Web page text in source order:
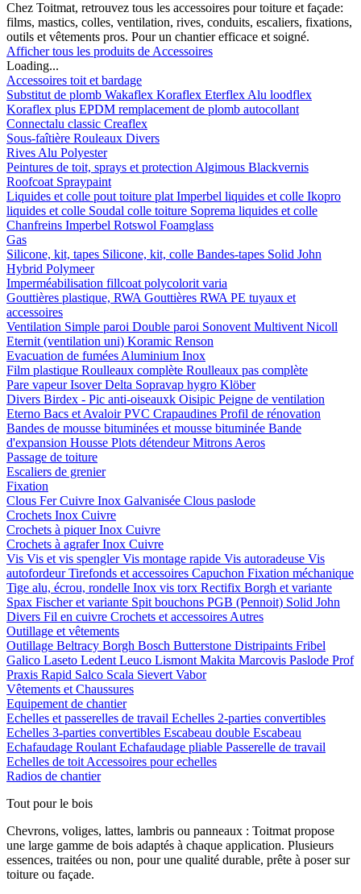
Chez Toitmat, retrouvez tous les accessoires pour toiture et façade:
films, mastics, colles, ventilation, rives, conduits, escaliers, fixations,
outils et vêtements pros. Pour un chantier efficace et soigné.
Afficher tous les produits de Accessoires
Loading...
Accessoires toit et bardage
Substitut de plomb Wakaflex Koraflex Eterflex Alu loodflex
Koraflex plus EPDM remplacement de plomb autocollant
Connectalu classic Creaflex
Sous-faîtière Rouleaux Divers
Rives Alu Polyester
Peintures de toit, sprays et protection Algimous Blackvernis
Roofcoat Spraypaint
Liquides et colle pout toiture plat Imperbel liquides et colle Ikopro
liquides et colle Soudal colle toiture Soprema liquides et colle
Chanfreins Imperbel Rotswol Foamglass
Gas
Silicone, kit, tapes Silicone, kit, colle Bandes-tapes Solid John
Hybrid Polymeer
Imperméabilisation fillcoat polycolorit varia
Gouttières plastique, RWA Gouttières RWA PE tuyaux et
accessoires
Ventilation Simple paroi Double paroi Sonovent Multivent Nicoll
Eternit (ventilation uni) Koramic Renson
Evacuation de fumées Aluminium Inox
Film plastique Roulleaux complète Roulleaux pas complète
Pare vapeurIsoverDelta Sopravap hygro Klöber
Divers Birdex - Pic anti-oiseauxk Oisipic Peigne de ventilation
Eterno Bacs et Avaloir PVC Crapaudines Profil de rénovation
Bandes de mousse bituminées et mousse bituminée Bande
d'expansion Housse Plots détendeurMitrons Aeros
Passage de toiture
Escaliers de grenier
Fixation
Clous FerCuivre Inox Galvanisée Clous paslode
Crochets Inox Cuivre
Crochets à piquerInox Cuivre
Crochets à agraferInox Cuivre
Vis Vis et vis spenglerVis montage rapide Vis autoradeuse Vis
autofordeurTirefonds et accessoires Capuchon Fixation méchanique
Tige alu, écrou, rondelle Inox vis torx Rectifix Borgh et variante
Spax Fischer et variante Spit bouchons PGB (Pennoit) Solid John
Divers Fil en cuivre Crochets et accessoires Autres
Outillage et vêtements
Outillage Beltracy Borgh Bosch Butterstone Distripaints Fribel
Galico Laseto Ledent Leuco Lismont Makita Marcovis Paslode Prof
Praxis Rapid Salco Scala Sievert Vabor
Vêtements et Chaussures
Equipement de chantier
Echelles et passerelles de travail Echelles 2-parties convertibles
Echelles 3-parties convertibles Escabeau double Escabeau
Echafaudage Roulant Echafaudage pliable Passerelle de travail
Echelles de toit Accessoires pour echelles
Radios de chantier
Tout pour le bois
Chevrons, voliges, lattes, lambris ou panneaux : Toitmat propose
une large gamme de bois adaptés à chaque application. Plusieurs
essences, traitées ou non, pour une qualité durable, prête à poser sur
toiture ou façade.